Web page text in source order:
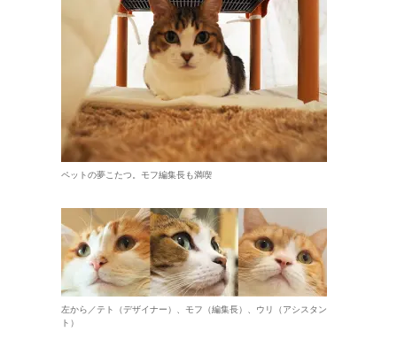
ペットの夢こたつ。モフ編集長も満喫
左から／テト（デザイナー）、モフ（編集長）、ウリ（アシスタン
ト）